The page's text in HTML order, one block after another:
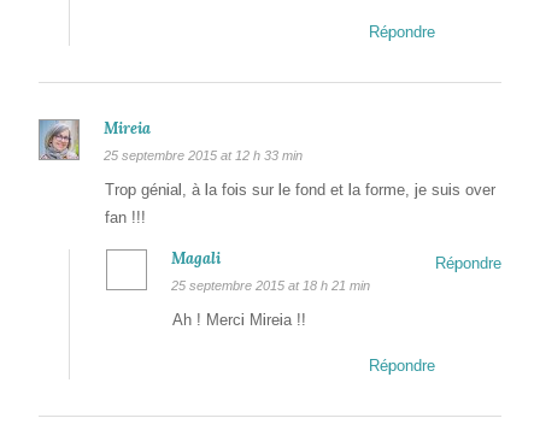
Répondre
Mireia
25 septembre 2015 at 12 h 33 min
Trop génial, à la fois sur le fond et la forme, je suis over
fan !!!
Répondre
Magali
25 septembre 2015 at 18 h 21 min
Ah ! Merci Mireia !!
Répondre